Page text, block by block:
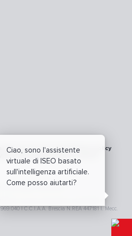
Ciao, sono l'assistente
virtuale di ISEO basato
sull'intelligenza artificiale.
Come posso aiutarti?
All right reserved
| Cap.Soc.Deliberato € 24.340.965 |
| C.C.I.A.A. Brescia N.REA 447181 |. Mecc.
disclosure policyPrivacy policy
Richiamo prodotti